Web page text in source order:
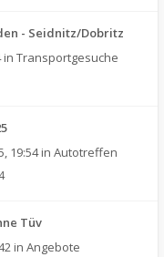
- Seidnitz/Dobritz
in Transportgesuche
19:54in Autotreffen
Tüv
in Angebote